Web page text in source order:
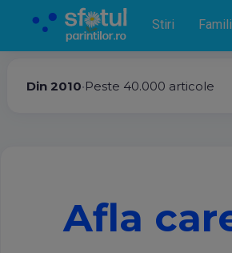
Stiri
Din 2010•Peste 40.000 articole
Afla